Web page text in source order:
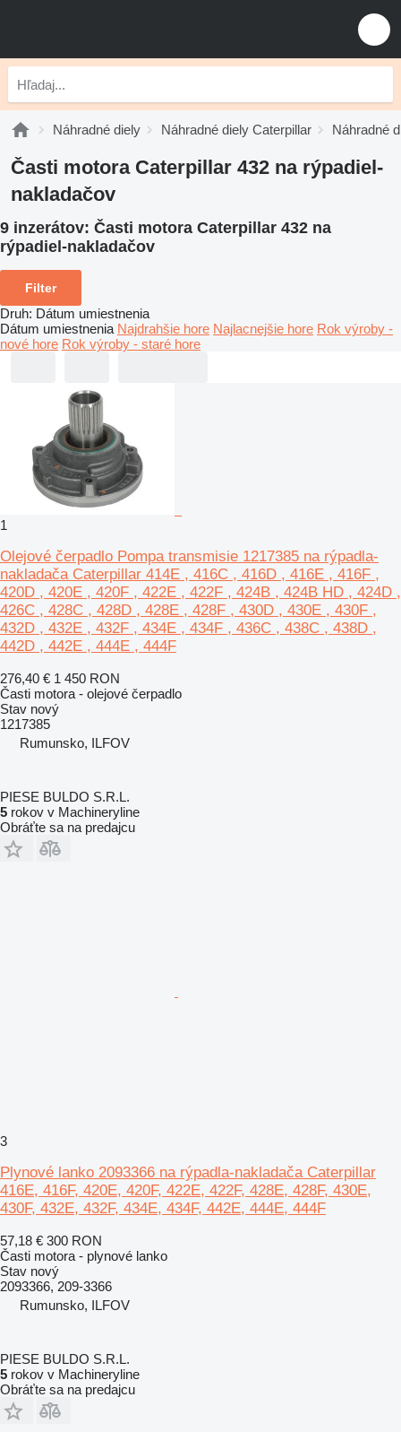
Náhradné diely Náhradné diely Caterpillar Náhradné
Časti motora Caterpillar 432 na rýpadiel-
nakladačov
9 inzerátov: Časti motora Caterpillar 432 na
rýpadiel-nakladačov
Filter
Druh: Dátum umiestnenia
Dátum umiestnenia Najdrahšie hore Najlacnejšie hore Rok výroby -
nové hore Rok výroby - staré hore
1
Olejové čerpadlo Pompa transmisie 1217385 na rýpadla-
nakladača Caterpillar 414E , 416C , 416D , 416E , 416F ,
420D , 420E , 420F , 422E , 422F , 424B , 424B HD , 424D ,
426C , 428C , 428D , 428E , 428F , 430D , 430E , 430F ,
432D , 432E , 432F , 434E , 434F , 436C , 438C , 438D ,
442D , 442E , 444E , 444F
276,40 € 1 450 RON
Časti motora - olejové čerpadlo
Stav nový
1217385
Rumunsko, ILFOV
PIESE BULDO S.R.L.
5 rokov v Machineryline
Obráťte sa na predajcu
3
Plynové lanko 2093366 na rýpadla-nakladača Caterpillar
416E, 416F, 420E, 420F, 422E, 422F, 428E, 428F, 430E,
430F, 432E, 432F, 434E, 434F, 442E, 444E, 444F
57,18 € 300 RON
Časti motora - plynové lanko
Stav nový
2093366, 209-3366
Rumunsko, ILFOV
PIESE BULDO S.R.L.
5 rokov v Machineryline
Obráťte sa na predajcu